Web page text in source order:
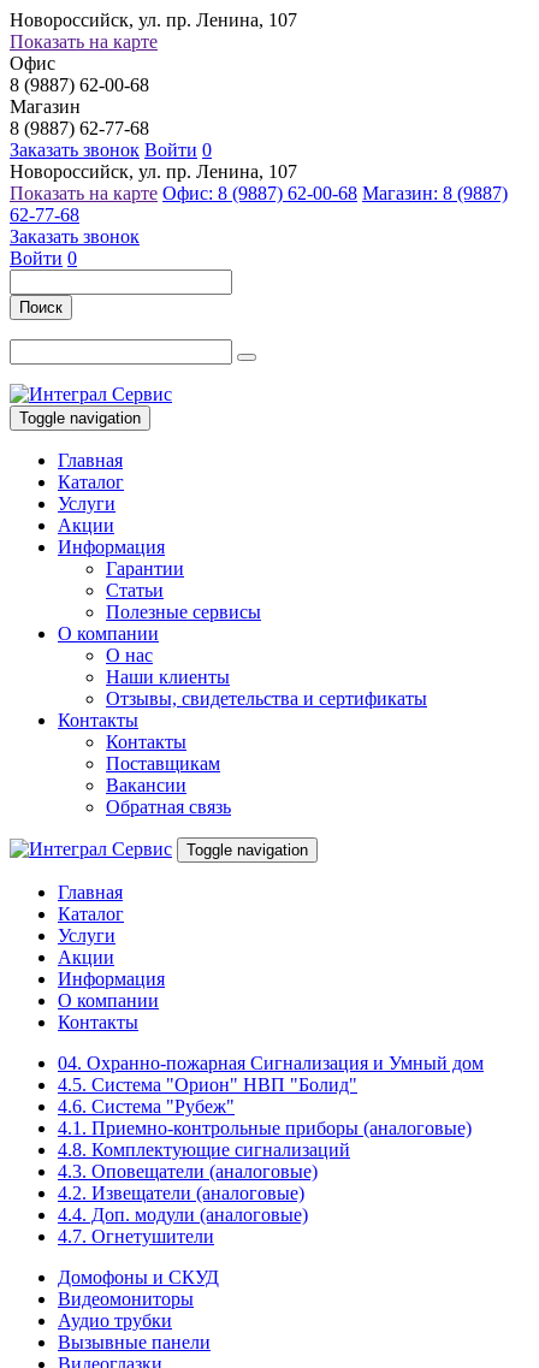
Новороссийск, ул. пр. Ленина, 107
Показать на карте
Офис
8 (9887) 62-00-68
Магазин
8 (9887) 62-77-68
Заказать звонок Войти 0
Новороссийск, ул. пр. Ленина, 107
Показать на карте Офис: 8 (9887) 62-00-68 Магазин: 8 (9887)
62-77-68
Заказать звонок
Войти 0
Поиск
Toggle navigation
Главная
Каталог
Услуги
Акции
Информация
Гарантии
Статьи
Полезные сервисы
О компании
О нас
Наши клиенты
Отзывы, свидетельства и сертификаты
Контакты
Контакты
Поставщикам
Вакансии
Обратная связь
Toggle navigation
Главная
Каталог
Услуги
Акции
Информация
О компании
Контакты
04. Охранно-пожарная Сигнализация и Умный дом
4.5. Система "Орион" НВП "Болид"
4.6. Система "Рубеж"
4.1. Приемно-контрольные приборы (аналоговые)
4.8. Комплектующие сигнализаций
4.3. Оповещатели (аналоговые)
4.2. Извещатели (аналоговые)
4.4. Доп. модули (аналоговые)
4.7. Огнетушители
Домофоны и СКУД
Видеомониторы
Аудио трубки
Вызывные панели
Видеоглазки